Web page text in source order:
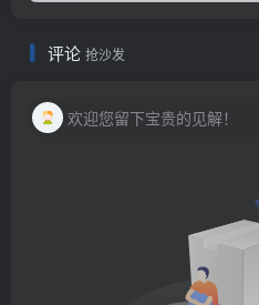
评论 抢沙发
欢迎您留下宝贵的见解！